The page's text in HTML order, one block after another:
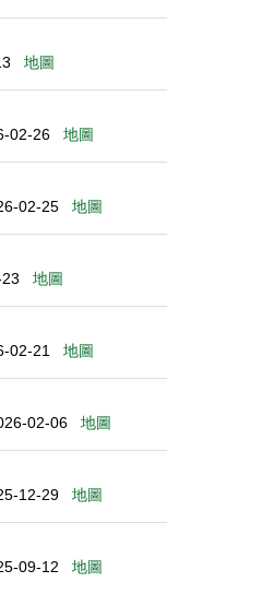
地圖
02-26 地圖
02-25 地圖
地圖
02-21 地圖
02-06 地圖
12-29 地圖
09-12 地圖